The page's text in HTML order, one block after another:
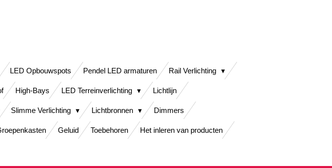
LED Opbouwspots Pendel LED armaturen Rail Verlichting
High-Bays LED Terreinverlichting Lichtlijn
Slimme Verlichting Lichtbronnen Dimmers
Geluid Toebehoren Het inleren van producten